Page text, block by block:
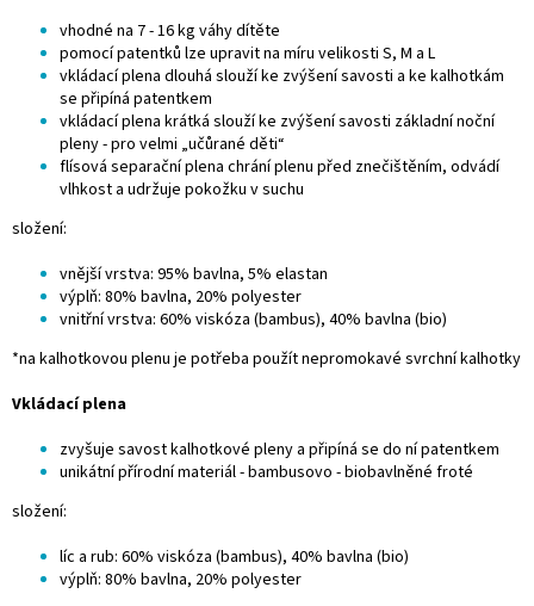
vhodné na 7 - 16 kg váhy dítěte
pomocí patentků lze upravit na míru velikosti S, M a L
vkládací plena dlouhá slouží ke zvýšení savosti a ke kalhotkám
se připíná patentkem
vkládací plena krátká slouží ke zvýšení savosti základní noční
pleny - pro velmi „učůrané děti“
flísová separační plena chrání plenu před znečištěním, odvádí
vlhkost a udržuje pokožku v suchu
složení:
vnější vrstva: 95% bavlna, 5% elastan
výplň: 80% bavlna, 20% polyester
vnitřní vrstva: 60% viskóza (bambus), 40% bavlna (bio)
*na kalhotkovou plenu je potřeba použít nepromokavé svrchní kalhotky
Vkládací plena
zvyšuje savost kalhotkové pleny a připíná se do ní patentkem
unikátní přírodní materiál - bambusovo - biobavlněné froté
složení:
líc a rub: 60% viskóza (bambus), 40% bavlna (bio)
výplň: 80% bavlna, 20% polyester